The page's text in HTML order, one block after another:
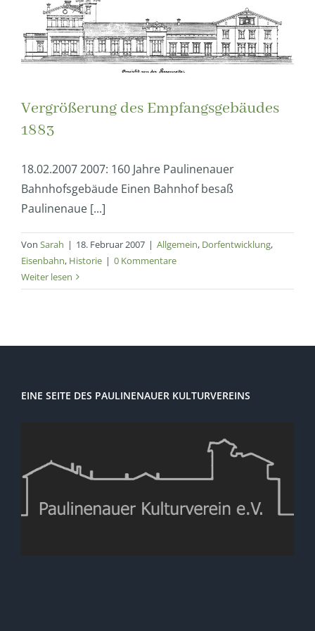
Vergrößerung des Empfangsgebäudes
1883
18.02.2007 2007: 160 Jahre Paulinenauer
Bahnhofsgebäude Einen Bahnhof besaß
Paulinenaue [...]
Von Sarah | 18. Februar 2007 | Allgemein, Dorfentwicklung,
Eisenbahn, Historie | 0 Kommentare
Weiter lesen
EINE SEITE DES PAULINENAUER KULTURVEREINS